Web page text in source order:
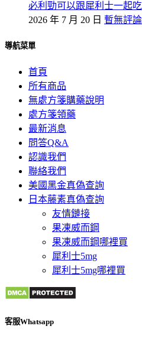
必利勁可以跟犀利士一起
2026 年 7 月 20 日 暫無評論
導航菜單
首頁
所有商品
無處方箋購藥說明
處方箋領藥
最新消息
問答Q&A
認識我們
聯絡我們
美國黑金真偽查詢
日本藤素真偽查詢
友情鏈接
果凍威而鋼
果凍威而鋼哪裡買
犀利士5mg
犀利士5mg哪裡買
客服Whatsapp